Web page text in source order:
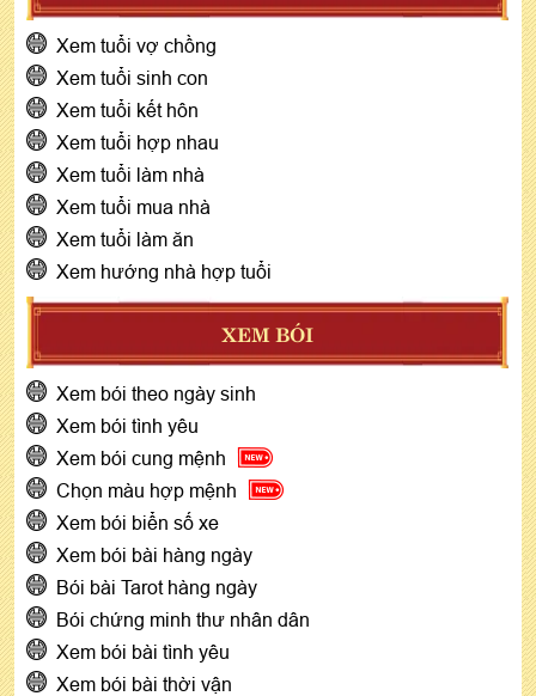
Xem tuổi vợ chồng
Xem tuổi sinh con
Xem tuổi kết hôn
Xem tuổi hợp nhau
Xem tuổi làm nhà
Xem tuổi mua nhà
Xem tuổi làm ăn
Xem hướng nhà hợp tuổi
XEM BÓI
Xem bói theo ngày sinh
Xem bói tình yêu
Xem bói cung mệnh
Chọn màu hợp mệnh
Xem bói biển số xe
Xem bói bài hàng ngày
Bói bài Tarot hàng ngày
Bói chứng minh thư nhân dân
Xem bói bài tình yêu
Xem bói bài thời vận